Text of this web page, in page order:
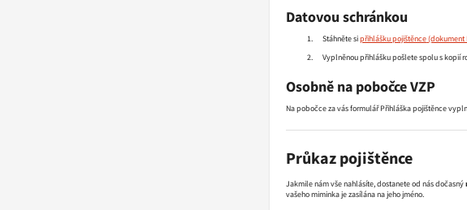
Datovou schránkou
Stáhněte sipřihlášku pojištěnce
Vyplněnou přihlášku pošlete spolu s kopií
Osobně na pobočce VZP
Na pobočce za vás formulář Přihláška pojištěnce
Průkaz pojištěnce
Jakmile nám vše nahlásíte, dostanete od nás dočasný
vašeho miminka je zasílána na jeho jméno.